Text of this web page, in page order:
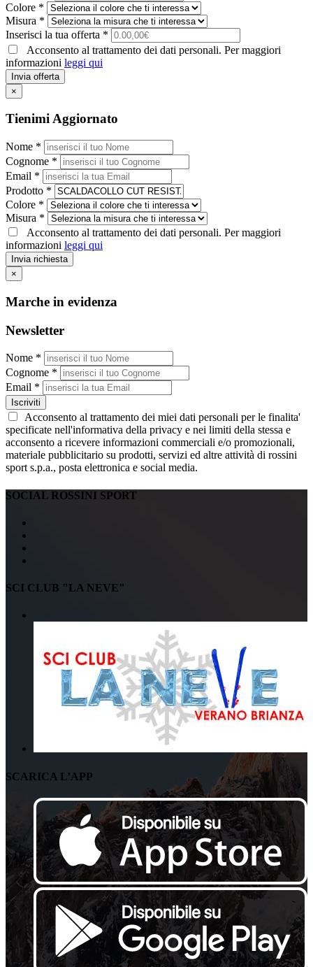
Colore *
Misura *
Inserisci la tua offerta *
Acconsento al trattamento dei dati personali. Per maggiori
informazioni leggi qui
Invia offerta
×
Tienimi Aggiornato
Nome *
Cognome *
Email *
Prodotto *
Colore *
Misura *
Acconsento al trattamento dei dati personali. Per maggiori
informazioni leggi qui
Invia richiesta
×
Marche in evidenza
Newsletter
Nome *
Cognome *
Email *
Iscriviti
Acconsento al trattamento dei miei dati personali per le finalita'
specificate nell'informativa della privacy e nei limiti della stessa e
acconsento a ricevere informazioni commerciali e/o promozionali,
materiale pubblicitario su prodotti, servizi ed altre attività di rossini
sport s.p.a., posta elettronica e social media.
SOCIAL ROSSINI SPORT
SCI CLUB "LA NEVE"
SCARICA L’APP